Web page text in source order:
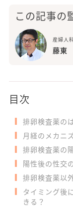
この記事の
産婦人
藤東
目次
排卵検査薬の
月経のメカニ
排卵検査薬の
陽性後の性交
排卵検査薬以
タイミング後
きる？